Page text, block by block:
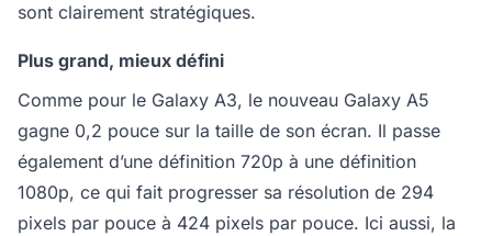
sont clairement stratégiques.
Plus grand, mieux défini
Comme pour le Galaxy A3, le nouveau Galaxy A5
gagne 0,2 pouce sur la taille de son écran. Il passe
également d’une définition 720p à une définition
1080p, ce qui fait progresser sa résolution de 294
pixels par pouce à 424 pixels par pouce. Ici aussi, la